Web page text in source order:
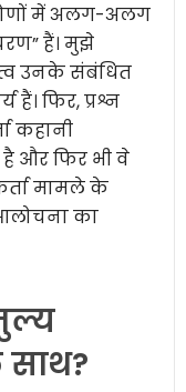
में अलग-अलग
हैं। मुझे
उनके संबंधित
फिर, प्रश्न
कहानी
और फिर भी वे
मामले के
का